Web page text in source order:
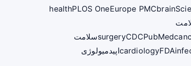
healthPLOS OneEurope PMCbrain
surgeryCDCPubMed
سلامت
cardiologyFDA اپیدمیولوژی